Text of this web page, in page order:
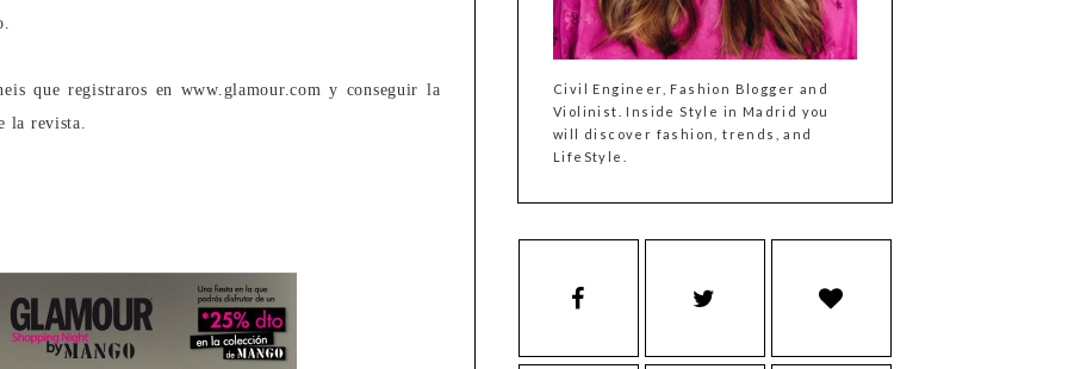
que registraros en www.glamour.com y conseguir la
la revista.
Civil Engineer, Fashion Blogger and
Violinist. Inside Style in Madrid you
will discover fashion, trends, and
LifeStyle.